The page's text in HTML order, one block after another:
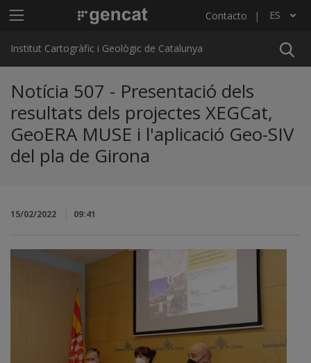
Menú principal ICGC Contacto ES
Lista adicional de acciones
Institut Cartogràfic i Geològic de Catalunya
Notícia 507 - Presentació dels
resultats dels projectes XEGCat,
GeoERA MUSE i l'aplicació Geo-SIV
del pla de Girona
15/02/2022 09:41